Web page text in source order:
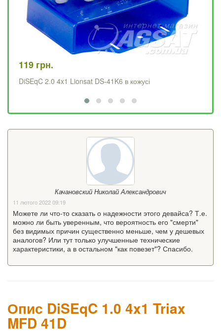
119 грн.
DiSEqC 2.0 4x1 Lionsat DS-41K6 в кожусі
Качановский Николай Александрович
11 лютого 2022 09:19
Можете ли что-то сказать о надежности этого девайса? Т.е.
можно ли быть уверенным, что вероятность его "смерти"
без видимых причин существенно меньше, чем у дешевых
аналогов? Или тут только улучшенные технические
характеристики, а в остальном "как повезет"? Спасибо.
Опис DiSEqC 1.0 4x1 Triax
MFD 41D